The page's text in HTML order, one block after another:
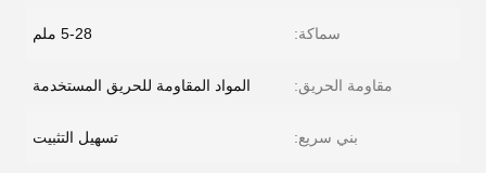
سماكة: 5-28 ملم
مقاومة الحريق: المواد المقاومة للحريق المستخدمة
بني سريع: تسهيل التثبيت